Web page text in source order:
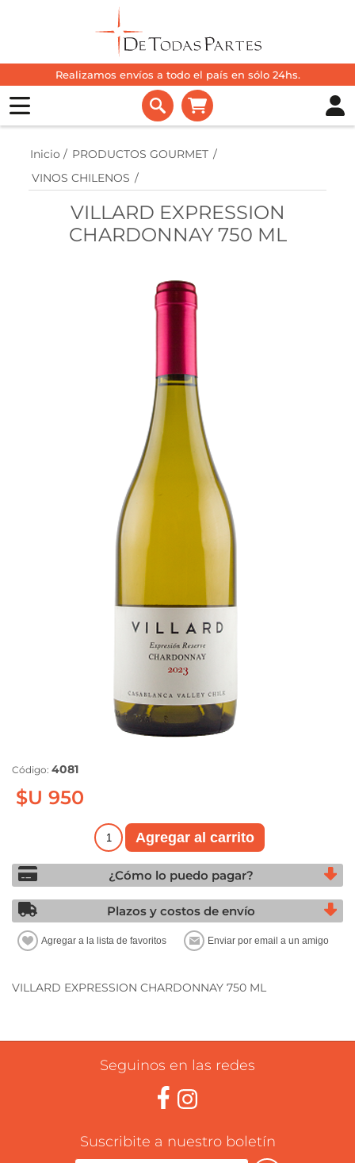
Realizamos envíos a todo el país en sólo 24hs.
Inicio / PRODUCTOS GOURMET /
VINOS CHILENOS /
VILLARD EXPRESSION
CHARDONNAY 750 ML
Código: 4081
$U 950
¿Cómo lo puedo pagar?
Plazos y costos de envío
VILLARD EXPRESSION CHARDONNAY 750 ML
Seguinos en las redes
Suscribite a nuestro boletín